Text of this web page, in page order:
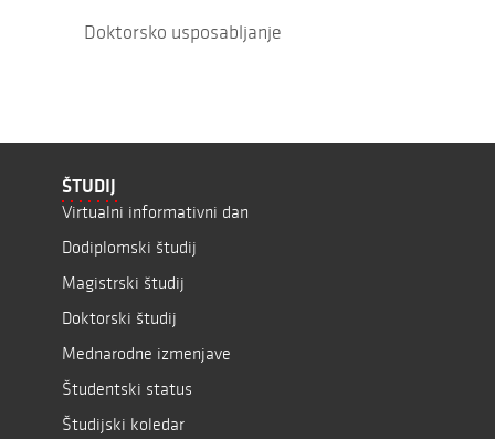
Doktorsko usposabljanje
ŠTUDIJ
Virtualni informativni dan
Dodiplomski študij
Magistrski študij
Doktorski študij
Mednarodne izmenjave
Študentski status
Študijski koledar